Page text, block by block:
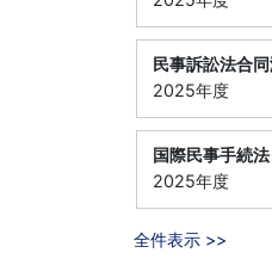
民事訴訟法合同
2025年度
国際民事手続法
2025年度
全件表示 >>